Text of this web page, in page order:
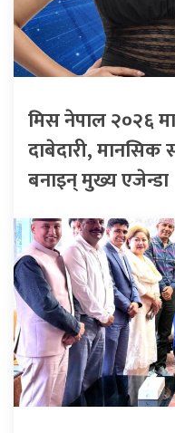
मिस नेपाल २०२६
दाबेदारी, मानसिक
बनाइन् मुख्य एजेन्डा